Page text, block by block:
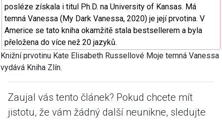
posléze získala i titul Ph.D. na University of Kansas. Má
temná Vanessa (My Dark Vanessa, 2020) je její prvotina. V
Americe se tato kniha okamžitě stala bestsellerem a byla
přeložena do více než 20 jazyků.
Knižní prvotinu Kate Elisabeth Russellové Moje temná Vanessa
vydává Kniha Zlín.
Zaujal vás tento článek? Pokud chcete mít
jistotu, že vám žádný další neunikne, sledujte